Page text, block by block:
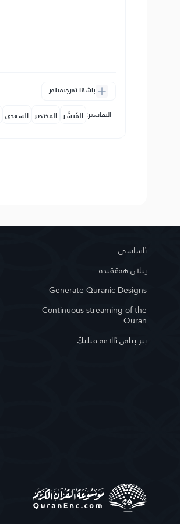
باشقا تەرجىمىلەر
التفاسير: المُيسَّر المختصر السعدي
ئاساسى
پىلان ھەققىدە
Generate Quranic Designs
Continuous streaming of the
Quran
بىز بىلەن ئالاقە قىلىڭ